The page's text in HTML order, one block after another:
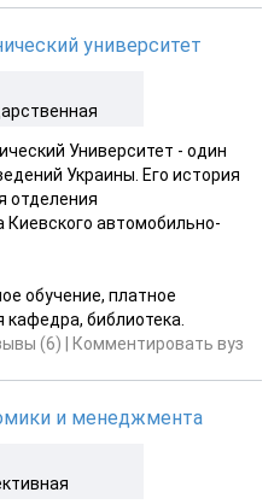
университет
Университет - один
Украины. Его история
отделения
Киевского автомобильно-
обучение, платное
библиотека.
(6)
Комментировать вуз
и менеджмента